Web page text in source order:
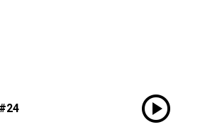
play_circle